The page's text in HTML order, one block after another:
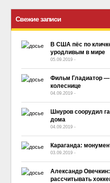
Свежие записи
В США пёс по
уродливым в мире
05.09.2019 -
Фильм Гладиатор —
колеснице
04.09.2019 -
Шнуров соорудил
дома
04.09.2019 -
Караганда:
03.09.2019 -
Александр
рассчитывать